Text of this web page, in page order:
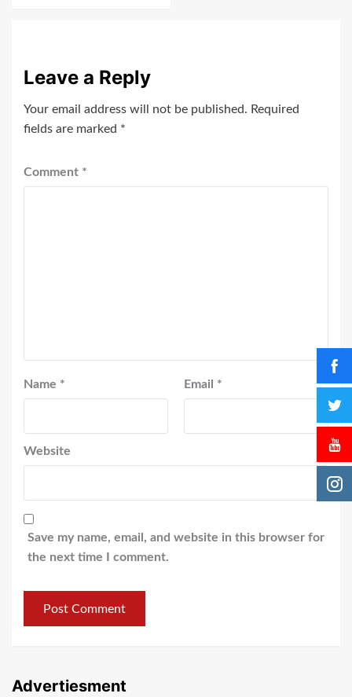
Leave a Reply
Your email address will not be published. Required
fields are marked *
Comment *
Name * Email *
Website
Save my name, email, and website in this browser for
the next time I comment.
Advertiesment